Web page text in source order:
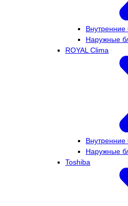
Внутренние
Наружные
ROYAL Clima
Внутренние
Наружные
Toshiba